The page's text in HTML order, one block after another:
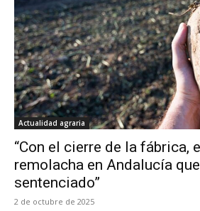
Actualidad agraria
“Con el cierre de la fábrica,
remolacha en Andalucía
sentenciado”
2 de octubre de 2025